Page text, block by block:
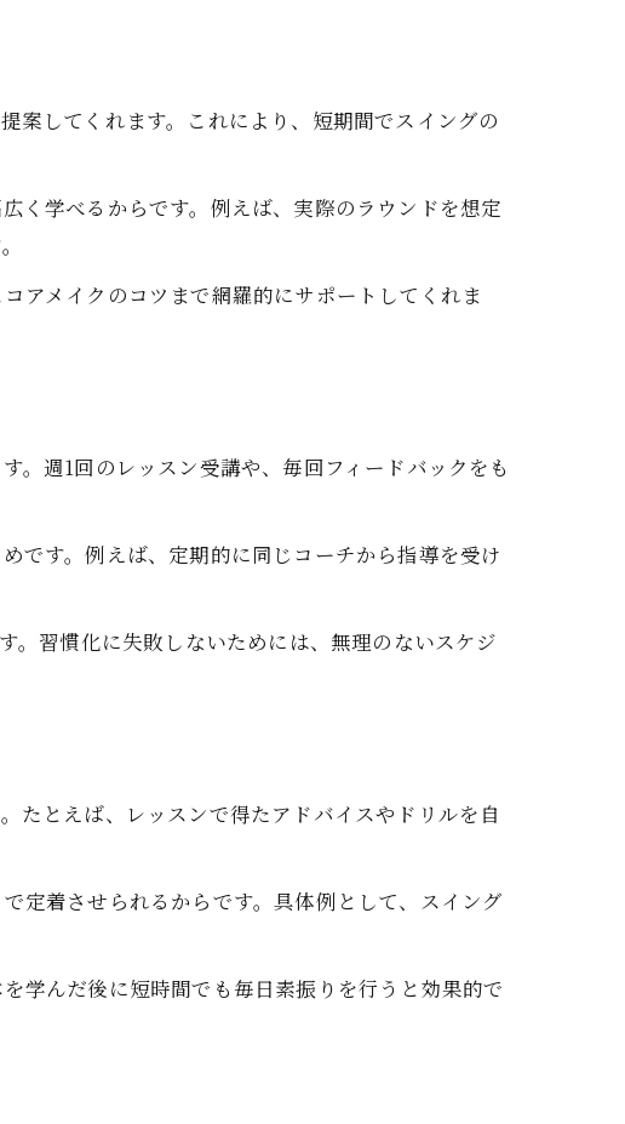
知識
較
法
事例
案してくれます。これにより、短期間でスイングの
く学べるからです。例えば、実際のラウンドを想定
アメイクのコツまで網羅的にサポートしてくれま
。週1回のレッスン受講や、毎回フィードバックをも
です。例えば、定期的に同じコーチから指導を受け
。習慣化に失敗しないためには、無理のないスケジ
たとえば、レッスンで得たアドバイスやドリルを自
定着させられるからです。具体例として、スイング
学んだ後に短時間でも毎日素振りを行うと効果的で